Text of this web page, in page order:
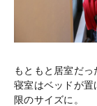
もともと居室だっ
寝室はベッドが
限のサイズに。